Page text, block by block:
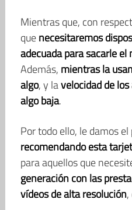
Mientras que, con
quenecesitaremos
adecuada para sacarle
Además, mientras la
algo, y lavelocidad de
algo baja.
Por todo ello, le damos
recomendando esta
para aquellos que
generación con las
vídeos de alta resolución,